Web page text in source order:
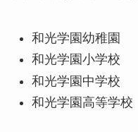
和光学園幼稚園
和光学園小学校
和光学園中学校
和光学園高等学校